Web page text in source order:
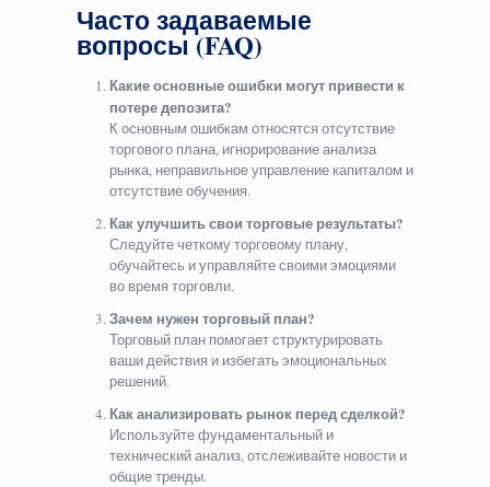
Часто задаваемые
вопросы (FAQ)
Какие основные ошибки могут привести к
потере депозита?
К основным ошибкам относятся отсутствие
торгового плана, игнорирование анализа
рынка, неправильное управление капиталом и
отсутствие обучения.
Как улучшить свои торговые результаты?
Следуйте четкому торговому плану,
обучайтесь и управляйте своими эмоциями
во время торговли.
Зачем нужен торговый план?
Торговый план помогает структурировать
ваши действия и избегать эмоциональных
решений.
Как анализировать рынок перед сделкой?
Используйте фундаментальный и
технический анализ, отслеживайте новости и
общие тренды.